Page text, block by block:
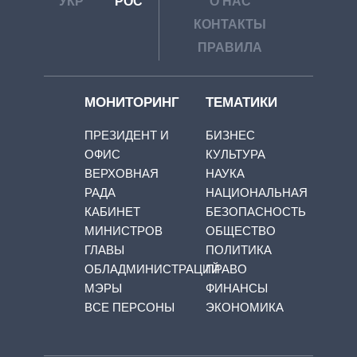
КОНТАКТЫ
ПРАВИЛА
МОНИТОРИНГ
ПРЕЗИДЕНТ И
ОФИС
ВЕРХОВНАЯ
РАДА
КАБИНЕТ
МИНИСТРОВ
ГЛАВЫ
ОБЛАДМИНИСТРАЦИЙ
МЭРЫ
ВСЕ ПЕРСОНЫ
ТЕМАТИКИ
БИЗНЕС
КУЛЬТУРА
НАУКА
НАЦИОНАЛЬНАЯ
БЕЗОПАСНОСТЬ
ОБЩЕСТВО
ПОЛИТИКА
ПРАВО
ФИНАНСЫ
ЭКОНОМИКА